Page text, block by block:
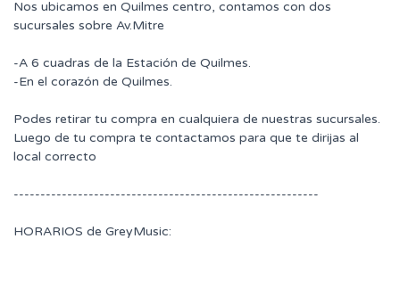
Nos ubicamos en Quilmes centro, contamos con dos
sucursales sobre Av.Mitre
-A 6 cuadras de la Estación de Quilmes.
-En el corazón de Quilmes.
Podes retirar tu compra en cualquiera de nuestras sucursales.
Luego de tu compra te contactamos para que te dirijas al
local correcto
---------------------------------------------------------
HORARIOS de GreyMusic: